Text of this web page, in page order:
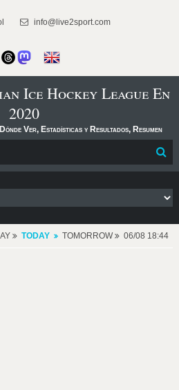
info@live2sport.com
Ice Hockey League En
2020
Ver, Estadísticas y Resultados, Resumen
TODAY TOMORROW 06/08 18:44